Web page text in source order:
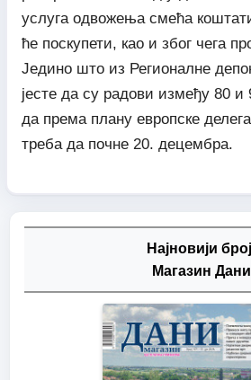
услуга одвожења смећа
ће поскупети, као и због чега
Једино што из Регионалне
јесте да су радови између 80 и
да према плану европске
треба да почне 20. децембра.
Најновији
Магазин Дани